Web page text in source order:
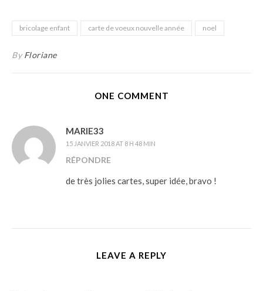
bricolage enfant carte de voeux nouvelle année noel
ByFloriane
ONE COMMENT
MARIE33
15 JANVIER 2018 AT 8 H 48 MIN
RÉPONDRE
de très jolies cartes, super idée, bravo !
LEAVE A REPLY